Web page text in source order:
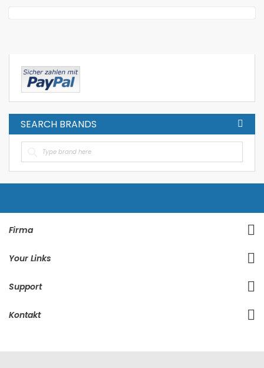
SEARCH BRANDS
Firma
Your Links
Support
Kontakt